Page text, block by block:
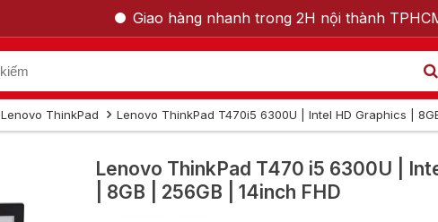
Giao hàng nhanh trong 2H nội thành
Lenovo ThinkPad Lenovo ThinkPad T470i5 6300U | Intel HD Graphics |
Lenovo ThinkPad T470 i5 6300U |
| 8GB | 256GB | 14inch FHD
Nam Nữ